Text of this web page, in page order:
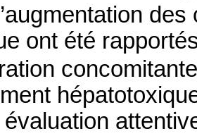
ont été